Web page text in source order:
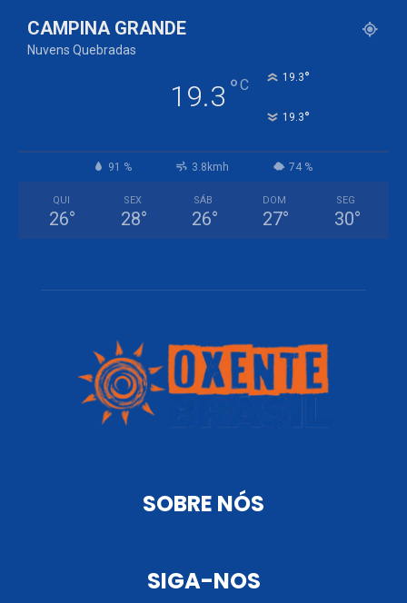
CAMPINA GRANDE
Nuvens Quebradas
19.3 °C 19.3°
19.3°
91 % 3.8kmh 74 %
QUI
26°
SEX
28°
SÁB
26°
DOM
27°
SEG
30°
SOBRE NÓS
SIGA-NOS